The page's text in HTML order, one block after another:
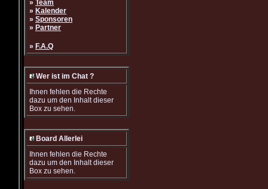
» Team
» Kalender
» Sponsoren
» Partner
» F.A.Q
Wer ist im Chat ?
Ihnen fehlen die Rechte
dazu um den Inhalt dieser
Box zu sehen.
Board Allerlei
Ihnen fehlen die Rechte
dazu um den Inhalt dieser
Box zu sehen.